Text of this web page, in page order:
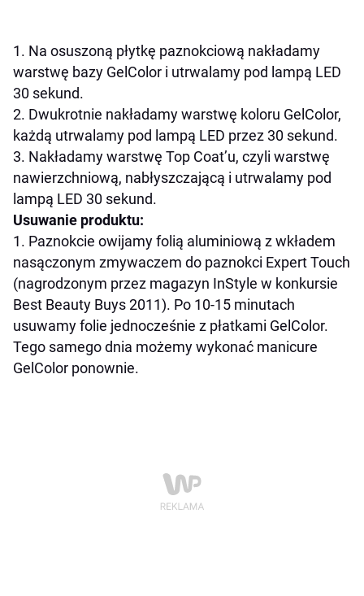
1. Na osuszoną płytkę paznokciową nakładamy
warstwę bazy GelColor i utrwalamy pod lampą LED
30 sekund.
2. Dwukrotnie nakładamy warstwę koloru GelColor,
każdą utrwalamy pod lampą LED przez 30 sekund.
3. Nakładamy warstwę Top Coat’u, czyli warstwę
nawierzchniową, nabłyszczającą i utrwalamy pod
lampą LED 30 sekund.
Usuwanie produktu:
1. Paznokcie owijamy folią aluminiową z wkładem
nasączonym zmywaczem do paznokci Expert Touch
(nagrodzonym przez magazyn InStyle w konkursie
Best Beauty Buys 2011). Po 10-15 minutach
usuwamy folie jednocześnie z płatkami GelColor.
Tego samego dnia możemy wykonać manicure
GelColor ponownie.